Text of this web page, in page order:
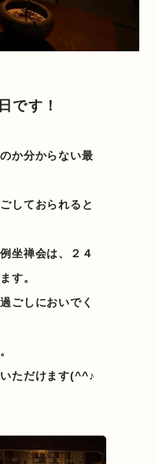
です！
か分からない最
しておられると
坐禅会は、２４
す。
ごしにおいでく
ただけます(^^♪